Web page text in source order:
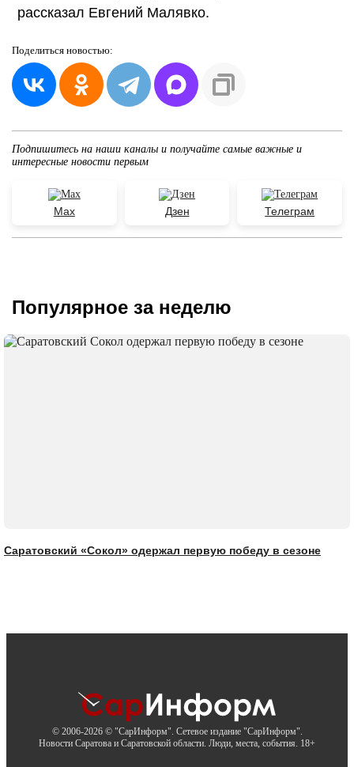
рассказал Евгений Малявко.
Поделиться новостью:
Подпишитесь на наши каналы и получайте самые важные и
интересные новости первым
Max Дзен Телеграм
Популярное за неделю
Саратовский «Сокол» одержал первую победу в сезоне
© 2006-2026 © "СарИнформ". Сетевое издание "СарИнформ".
Новости Саратова и Саратовской области. Люди, места, события. 18+